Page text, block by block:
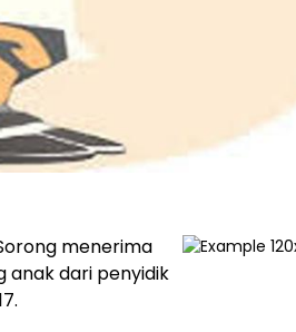
menerima
anak dari penyidik